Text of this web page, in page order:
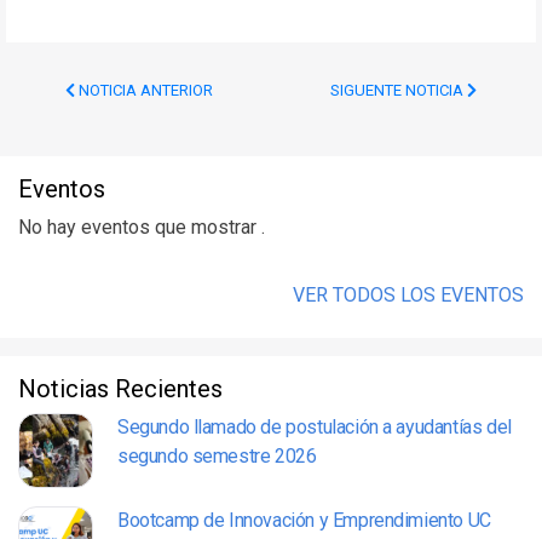
NOTICIA ANTERIOR SIGUENTE NOTICIA
Eventos
No hay eventos que mostrar .
VER TODOS LOS EVENTOS
Noticias Recientes
Segundo llamado de postulación a ayudantías del
segundo semestre 2026
Bootcamp de Innovación y Emprendimiento UC